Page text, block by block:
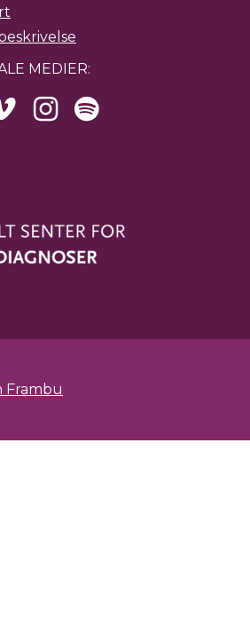
MEDIER:
Frambu